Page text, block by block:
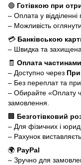
🟢 Готівкою при
– Оплата у відділенні
– Можливість
💳 Банківською
– Швидка та
🧾 Оплата
– Доступно через
– Без переплат та
– Обирайте «Оплату
замовлення.
🏢 Безготівковий
– Для фізичних і
– Рахунок
🌍 PayPal
– Зручно для